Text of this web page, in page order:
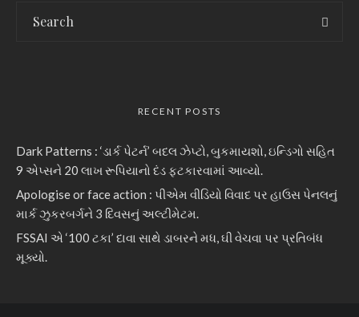
RECENT POSTS
Dark Patterns : ‘ડાર્ક પેટર્ન’ બદલ ઝેપ્ટો, બુકમાયશો, ઇન્ડિગો સહિત
9 એપ્સને 20 લાખ રૂપિયાનો દંડ ફટકારવામાં આવ્યો.
Apologise or face action : પીએમ વીડિયો વિવાદ પર હાઉસ પેનલનું
માર્ક ઝુકરબર્ગને 3 દિવસનું અલ્ટીમેટમ.
FSSAI એ ‘100 ટકા’ દાવા સાથે ડાબરને મધ, ઘી વેચવા પર પ્રતિબંધ
મૂક્યો.